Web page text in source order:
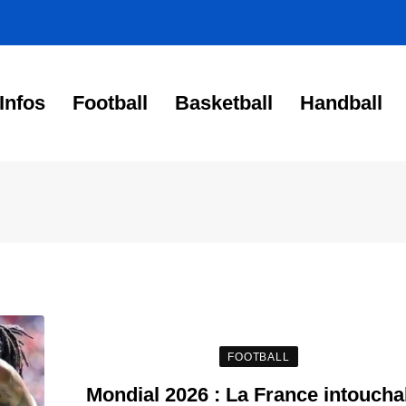
Infos Football Basketball Handball
FOOTBALL
Mondial 2026 : La France